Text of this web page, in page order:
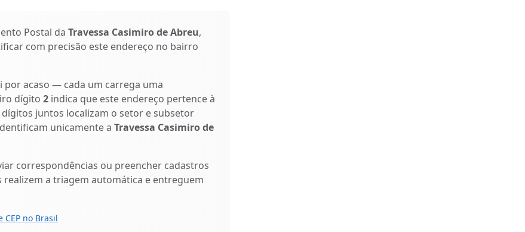
Postal da Travessa Casimiro de Abreu,
com precisão este endereço no bairro
por acaso — cada um carrega uma
dígito 2 indica que este endereço pertence à
juntos localizam o setor e subsetor
unicamente a Travessa Casimiro de
correspondências ou preencher cadastros
a triagem automática e entreguem
no Brasil